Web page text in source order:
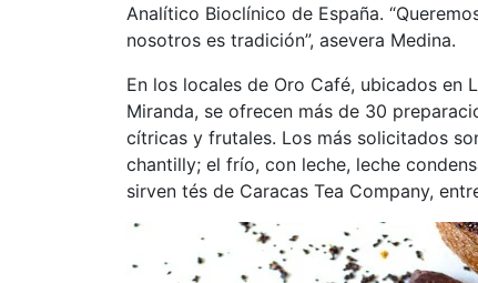
Analítico Bioclínico de España.
nosotros es tradición”, asevera Medina.
En los locales de Oro Café, ubicados en
Miranda, se ofrecen más de 30
cítricas y frutales. Los más solicitados
chantilly; el frío, con leche, leche
sirven tés de Caracas Tea Company,